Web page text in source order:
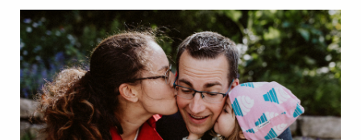
ÜBER MICH
INFO
KONTAKT